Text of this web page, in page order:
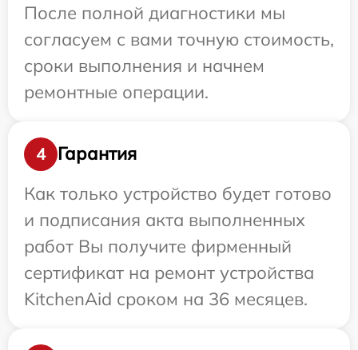
После полной диагностики мы
согласуем с вами точную стоимость,
сроки выполнения и начнем
ремонтные операции.
4
Гарантия
Как только устройство будет готово
и подписания акта выполненных
работ Вы получите фирменный
сертификат на ремонт устройства
KitchenAid сроком на 36 месяцев.